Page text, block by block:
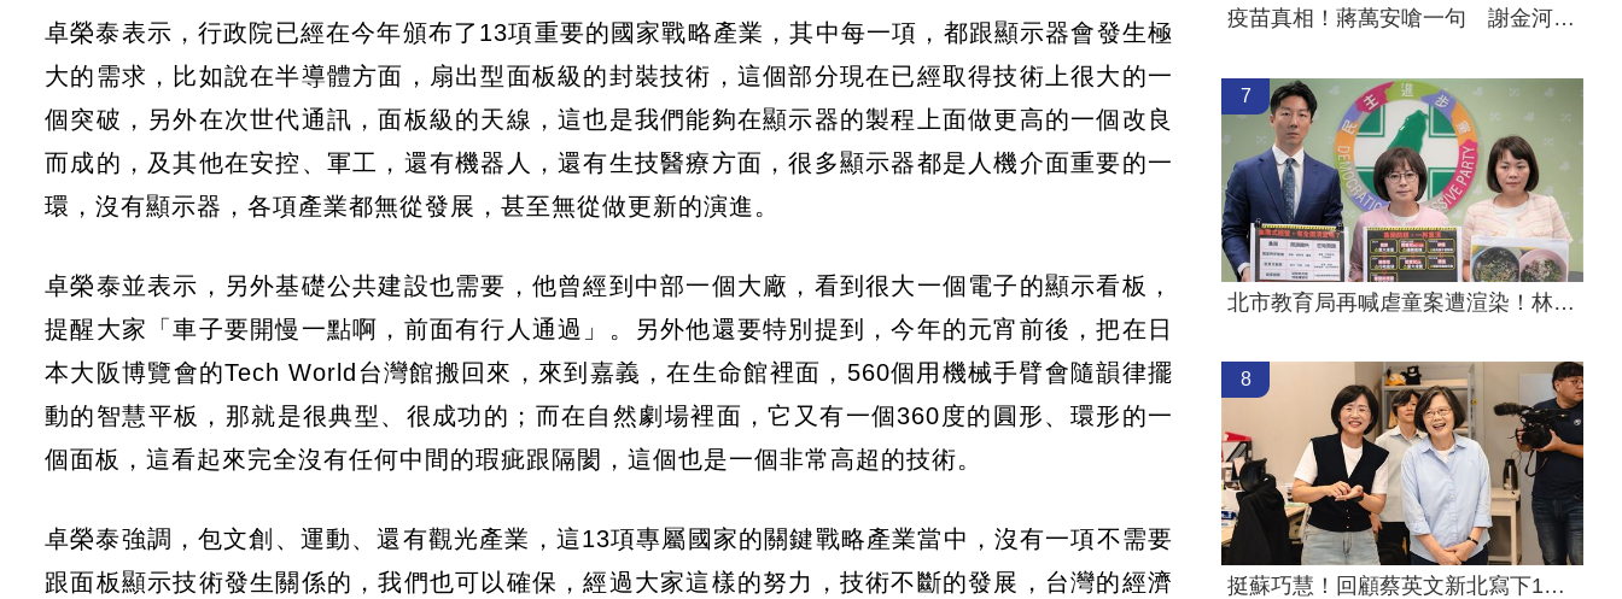
卓榮泰表示，行政院已經在今年頒布了13項重要的國家戰略產業，其中每一項，都跟顯示器會發生極
大的需求，比如說在半導體方面，扇出型面板級的封裝技術，這個部分現在已經取得技術上很大的一
個突破，另外在次世代通訊，面板級的天線，這也是我們能夠在顯示器的製程上面做更高的一個改良
而成的，及其他在安控、軍工，還有機器人，還有生技醫療方面，很多顯示器都是人機介面重要的一
環，沒有顯示器，各項產業都無從發展，甚至無從做更新的演進。
卓榮泰並表示，另外基礎公共建設也需要，他曾經到中部一個大廠，看到很大一個電子的顯示看板，
提醒大家「車子要開慢一點啊，前面有行人通過」。另外他還要特別提到，今年的元宵前後，把在日
本大阪博覽會的Tech World台灣館搬回來，來到嘉義，在生命館裡面，560個用機械手臂會隨韻律擺
動的智慧平板，那就是很典型、很成功的；而在自然劇場裡面，它又有一個360度的圓形、環形的一
個面板，這看起來完全沒有任何中間的瑕疵跟隔閡，這個也是一個非常高超的技術。
卓榮泰強調，包文創、運動、還有觀光產業，這13項專屬國家的關鍵戰略產業當中，沒有一項不需要
跟面板顯示技術發生關係的，我們也可以確保，經過大家這樣的努力，技術不斷的發展，台灣的經濟
疫苗真相！蔣萬安嗆一句 謝金河痛心發聲
7
北市教育局再喊虐童案遭渲染！林月琴開嗆
8
挺蘇巧慧！回顧蔡英文新北寫下1驚人紀錄